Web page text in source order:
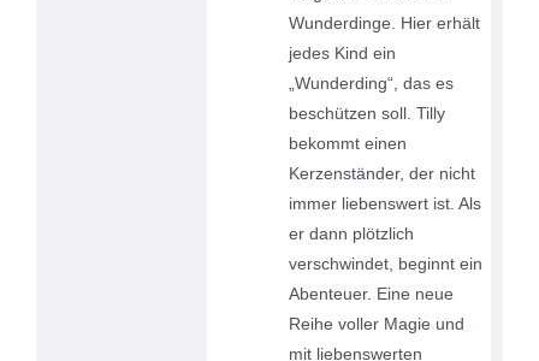
Wunderdinge. Hier erhält
jedes Kind ein
„Wunderding“, das es
beschützen soll. Tilly
bekommt einen
Kerzenständer, der nicht
immer liebenswert ist. Als
er dann plötzlich
verschwindet, beginnt ein
Abenteuer. Eine neue
Reihe voller Magie und
mit liebenswerten